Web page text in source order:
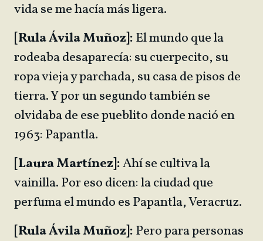
vida se me hacía más ligera.
[Rula Ávila Muñoz]:El mundo que la
rodeaba desaparecía: su cuerpecito, su
ropa vieja y parchada, su casa de pisos de
tierra. Y por un segundo también se
olvidaba de ese pueblito donde nació en
1963: Papantla.
[Laura Martínez]:Ahí se cultiva la
vainilla. Por eso dicen: la ciudad que
perfuma el mundo es Papantla, Veracruz.
[Rula Ávila Muñoz]:Pero para personas